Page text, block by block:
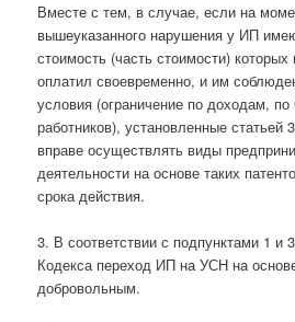
Вместе с тем, в случае, если на
вышеуказанного нарушения у ИП
стоимость (часть стоимости)
оплатил своевременно, и им
условия (ограничение по доходам, по
работников), установленные
вправе осуществлять виды
деятельности на основе таких
срока действия.
3. В соответствии с подпунктами 1 и
Кодекса переход ИП на УСН на
добровольным.